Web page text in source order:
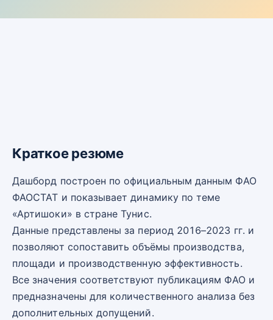
Краткое резюме
Дашборд построен по официальным данным ФАО
ФАОСТАТ и показывает динамику по теме
«Артишоки» в стране Тунис.
Данные представлены за период 2016–2023 гг. и
позволяют сопоставить объёмы производства,
площади и производственную эффективность.
Все значения соответствуют публикациям ФАО и
предназначены для количественного анализа без
дополнительных допущений.